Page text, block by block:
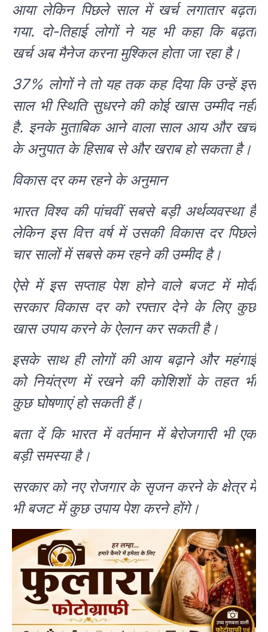
आया लेकिन पिछले साल में खर्च लगातार बढ़ता
गया. दो-तिहाई लोगों ने यह भी कहा कि बढ़ता
खर्च अब मैनेज करना मुश्किल होता जा रहा है।
37% लोगों ने तो यह तक कह दिया कि उन्हें इस
साल भी स्थिति सुधरने की कोई खास उम्मीद नहीं
है. इनके मुताबिक आने वाला साल आय और खर्च
के अनुपात के हिसाब से और खराब हो सकता है।
विकास दर कम रहने के अनुमान
भारत विश्व की पांचवीं सबसे बड़ी अर्थव्यवस्था है
लेकिन इस वित्त वर्ष में उसकी विकास दर पिछले
चार सालों में सबसे कम रहने की उम्मीद है।
ऐसे में इस सप्ताह पेश होने वाले बजट में मोदी
सरकार विकास दर को रफ्तार देने के लिए कुछ
खास उपाय करने के ऐलान कर सकती है।
इसके साथ ही लोगों की आय बढ़ाने और महंगाई
को नियंत्रण में रखने की कोशिशों के तहत भी
कुछ घोषणाएं हो सकती हैं।
बता दें कि भारत में वर्तमान में बेरोजगारी भी एक
बड़ी समस्या है।
सरकार को नए रोजगार के सृजन करने के क्षेत्र में
भी बजट में कुछ उपाय पेश करने होंगे।